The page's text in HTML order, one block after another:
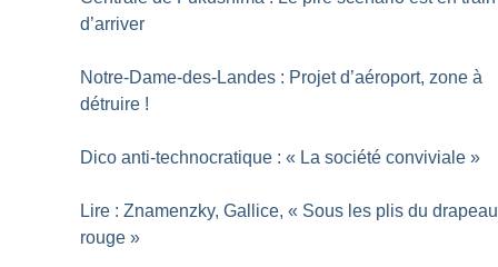
d’arriver
Notre-Dame-des-Landes : Projet d’aéroport, zone à
détruire !
Dico anti-technocratique : « La société conviviale »
Lire : Znamenzky, Gallice, « Sous les plis du drapeau
rouge »